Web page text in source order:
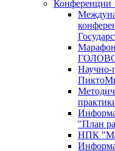
Конференции
Научно-
"План
НПК